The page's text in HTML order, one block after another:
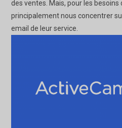
des ventes. Mais, pour les
principalement nous concentrer
email de leur service.